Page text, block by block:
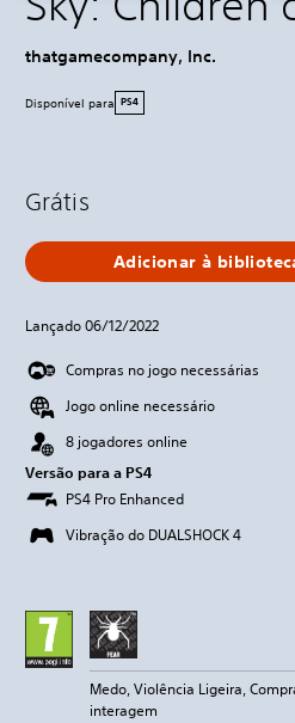
thatgamecompany, Inc.
Disponível para PS4
Grátis
Adicionar à
Lançado 06/12/2022
Compras no jogo necessárias
Jogo online necessário
8 jogadores online
Versão para a PS4
PS4 Pro Enhanced
Vibração do DUALSHOCK 4
Medo, Violência Ligeira,
interagem